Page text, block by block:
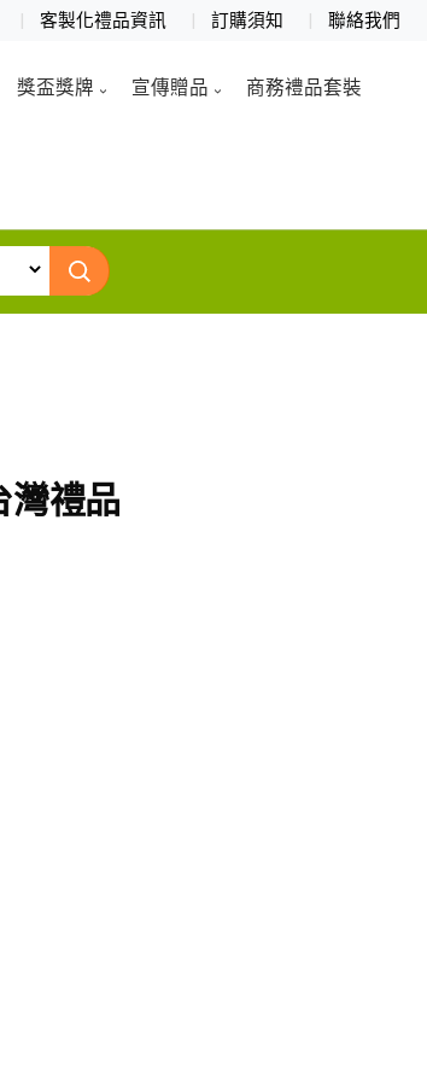
客製化禮品資訊 訂購須知 聯絡我們
獎盃獎牌 宣傳贈品 商務禮品套裝
灣禮品